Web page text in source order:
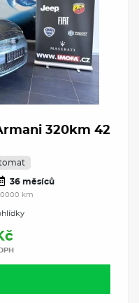
320km 42
36 měsíců
km